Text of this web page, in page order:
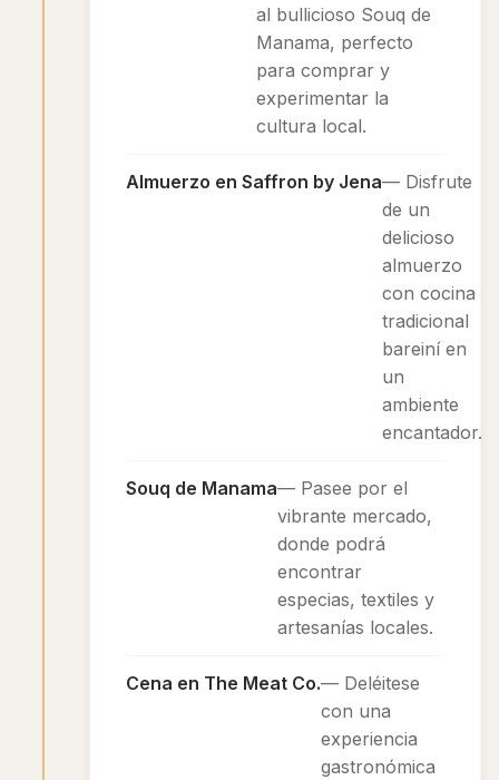
al bullicioso Souq de
Manama, perfecto
para comprar y
experimentar la
cultura local.
Almuerzo en Saffron by Jena— Disfrute
de un
delicioso
almuerzo
con cocina
tradicional
bareiní en
un
ambiente
encantador.
Souq de Manama— Pasee por el
vibrante mercado,
donde podrá
encontrar
especias, textiles y
artesanías locales.
Cena en The Meat Co.— Deléitese
con una
experiencia
gastronómica